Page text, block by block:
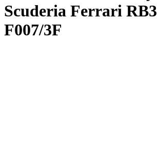
Scuderia Ferrari
F007/3F